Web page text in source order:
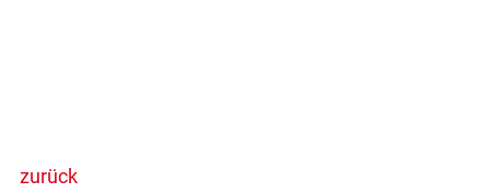
zurück